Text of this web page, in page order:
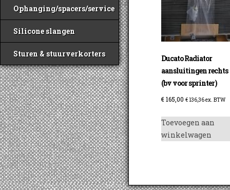
Ophanging/spacers/service
Silicone slangen
Sturen & stuurverkorters
Ducato Radiator
aansluitingen rechts
(bv voor sprinter)
€165,00 € 136,36ex. BTW
Toevoegen aan
winkelwagen